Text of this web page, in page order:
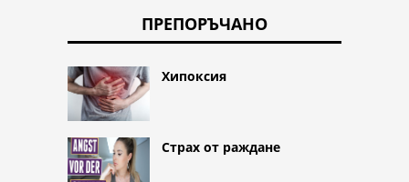
ПРЕПОРЪЧАНО
Хипоксия
Страх от раждане